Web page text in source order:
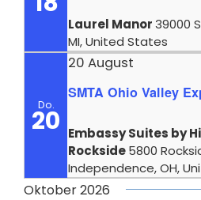
Laurel Manor39000
MI, United States
Do.
20
SMTA Ohio Valley
20 August
Embassy Suites by
Rockside5800
Independence, OH,
Oktober 2026